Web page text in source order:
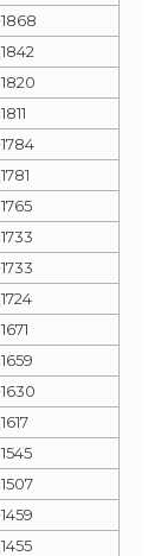
1868
1842
1820
1811
1784
1781
1765
1733
1733
1724
1671
1659
1630
1617
1545
1507
1459
1455